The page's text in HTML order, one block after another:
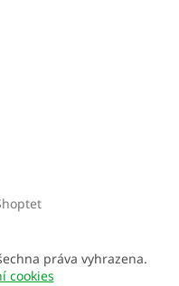
práva vyhrazena.
cookies